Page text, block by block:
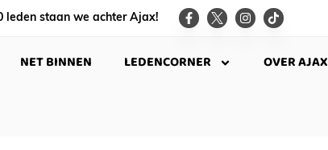
leden staan we achter Ajax!
NET BINNEN LEDENCORNER OVER AJAX